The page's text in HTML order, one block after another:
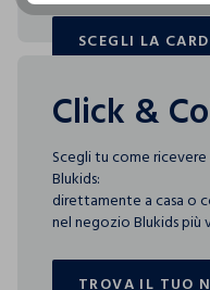
ASCIUGARE SU FILO
SCEGLI LA
SCEGLI LA
Click &
Scegli tu come
Blukids:
direttamente a casa o
nel negozio Blukids più
TROVA IL TUO